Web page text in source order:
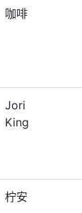
咖啡
Jori
King
柠安